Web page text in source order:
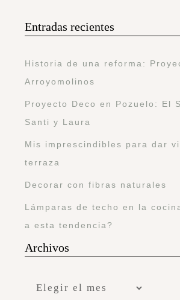
Entradas recientes
Historia de una reforma:
Arroyomolinos
Proyecto Deco en Pozuelo: El
Santi y Laura
Mis imprescindibles para dar
terraza
Decorar con fibras naturales
Lámparas de techo en la
a esta tendencia?
Archivos